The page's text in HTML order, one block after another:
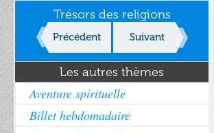
Trésors des religions
Précédent Suivant
Les autres thèmes
Aventure spirituelle
Billet hebdomadaire